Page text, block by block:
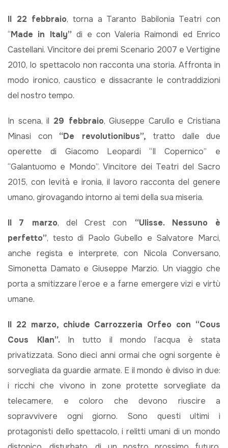
Il 22 febbraio, torna a Taranto Babilonia Teatri con
“Made in Italy”di e con Valeria Raimondi ed Enrico
Castellani. Vincitore dei premi Scenario 2007 e Vertigine
2010, lo spettacolo non racconta una storia. Affronta in
modo ironico, caustico e dissacrante le contraddizioni
del nostro tempo.
In scena, il 29 febbraio, Giuseppe Carullo e Cristiana
Minasi con “De revolutionibus”, tratto dalle due
operette di Giacomo Leopardi “Il Copernico” e
“Galantuomo e Mondo”. Vincitore dei Teatri del Sacro
2015, con levità e ironia, il lavoro racconta del genere
umano, girovagando intorno ai temi della sua miseria.
Il 7 marzo, del Crest con “Ulisse. Nessuno è
perfetto”, testo di Paolo Gubello e Salvatore Marci,
anche regista e interprete, con Nicola Conversano,
Simonetta Damato e Giuseppe Marzio. Un viaggio che
porta a smitizzare l’eroe e a farne emergere vizi e virtù
umane.
Il 22 marzo, chiude Carrozzeria Orfeo con “Cous
Cous Klan”.In tutto il mondo l’acqua è stata
privatizzata. Sono dieci anni ormai che ogni sorgente è
sorvegliata da guardie armate. E il mondo è diviso in due:
i ricchi che vivono in zone protette sorvegliate da
telecamere, e coloro che devono riuscire a
sopravvivere ogni giorno. Sono questi ultimi i
protagonisti dello spettacolo, i relitti umani di un mondo